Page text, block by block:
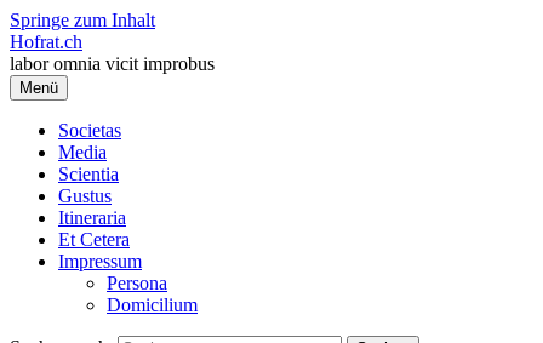
Springe zum Inhalt
Hofrat.ch
labor omnia vicit improbus
Menü
Societas
Media
Scientia
Gustus
Itineraria
Et Cetera
Impressum
Persona
Domicilium